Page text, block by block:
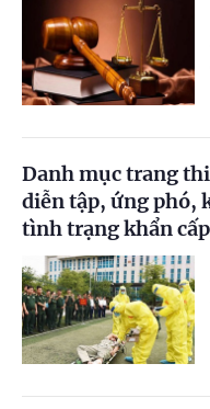
Danh mục trang
diễn tập, ứng phó,
tình trạng khẩn cấp